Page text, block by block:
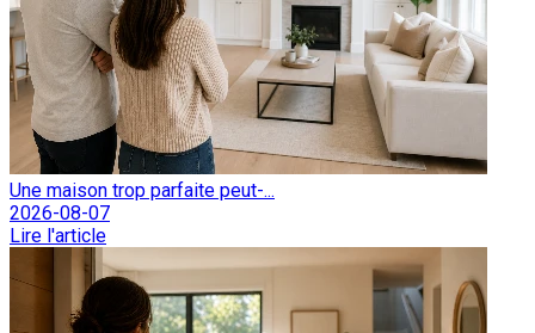
Une maison trop parfaite peut-...
2026-08-07
Lire l'article